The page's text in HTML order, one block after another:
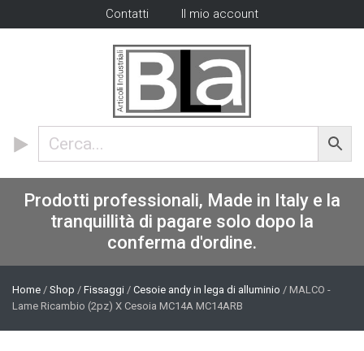
Contatti Il mio account
Prodotti professionali, Made in Italy e la
tranquillità di pagare solo dopo la
conferma d'ordine.
Home / Shop / Fissaggi / Cesoie andy in lega di alluminio / MALCO -
Lame Ricambio (2pz) X Cesoia MC14A MC14ARB